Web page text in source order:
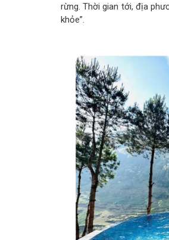
rừng. Thời gian tới, địa
khỏe”.